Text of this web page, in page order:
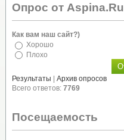
Опрос от Aspina.Ru
Как вам наш сайт?)
Хорошо
Плохо
Результаты
Архив опросов
Всего ответов: 7769
Посещаемость